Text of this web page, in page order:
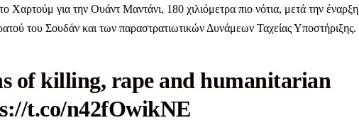
Χαρτούμ για την Ουάντ Μαντάνι, 180 χιλιόμετρα πιο νότια, μετά την έναρξη
του Σουδάν και των παραστρατιωτικών Δυνάμεων Ταχείας Υποστήριξης.
of killing, rape and humanitarian
t.co/n42fOwikNE